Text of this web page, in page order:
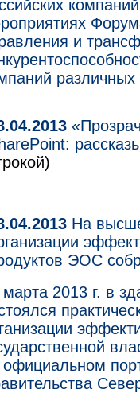
и
различных
На
ЭОС
марта 2013 г. в
официальном